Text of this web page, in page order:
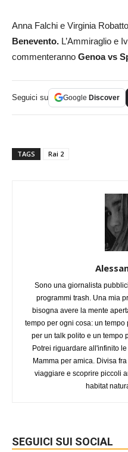
Anna Falchi e Virginia
Benevento. L’Ammiraglio e
commenteranno Genoa vs
Seguici su Google Discover
TAGS Rai 2
Sono una giornalista
programmi trash. Una mia
bisogna avere la mente
tempo per ogni cosa: un
per un talk polito e un tempo
Potrei riguardare all'infinito le
Mamma per amica. Divisa
viaggiare e scoprire piccoli
habitat
SEGUICI SUI SOCIAL